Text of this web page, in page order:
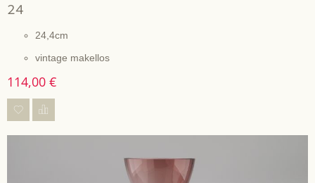
24
24,4cm
vintage makellos
114,00 €